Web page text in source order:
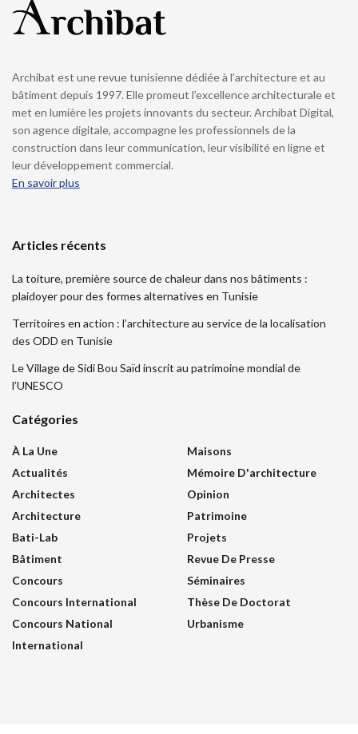
Archibat est une revue tunisienne dédiée à l’architecture et au
bâtiment depuis 1997. Elle promeut l’excellence architecturale et
met en lumière les projets innovants du secteur. Archibat Digital,
son agence digitale, accompagne les professionnels de la
construction dans leur communication, leur visibilité en ligne et
leur développement commercial.
En savoir plus
Articles récents
La toiture, première source de chaleur dans nos bâtiments :
plaidoyer pour des formes alternatives en Tunisie
Territoires en action : l’architecture au service de la localisation
des ODD en Tunisie
Le Village de Sidi Bou Saïd inscrit au patrimoine mondial de
l’UNESCO
Catégories
À La Une
Actualités
Architectes
Architecture
Bati-Lab
Bâtiment
Concours
Concours International
Concours National
International
Maisons
Mémoire D'architecture
Opinion
Patrimoine
Projets
Revue De Presse
Séminaires
Thèse De Doctorat
Urbanisme